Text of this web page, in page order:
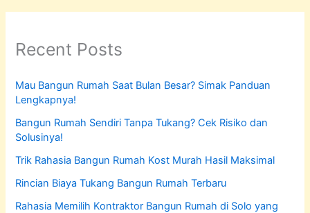
Recent Posts
Mau Bangun Rumah Saat Bulan Besar? Simak Panduan
Lengkapnya!
Bangun Rumah Sendiri Tanpa Tukang? Cek Risiko dan
Solusinya!
Trik Rahasia Bangun Rumah Kost Murah Hasil Maksimal
Rincian Biaya Tukang Bangun Rumah Terbaru
Rahasia Memilih Kontraktor Bangun Rumah di Solo yang